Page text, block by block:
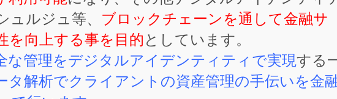
ュルジュ等、 ブロックチェーンを通して金融サ
を向上する事を目的 としています。
な管理をデジタルアイデンティティで実現する
タ解析でクライアントの資産管理の手伝いを金